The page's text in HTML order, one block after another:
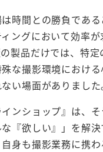
時間との勝負であ
ングにおいて効率
製品だけでは、特定
な撮影環境におけ
い場面がありました
インショップ』は、
な『欲しい』」を解
身も撮影業務に携